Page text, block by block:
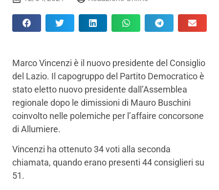
Marco Vincenzi è il nuovo presidente del Consiglio
del Lazio. Il capogruppo del Partito Democratico è
stato eletto nuovo presidente dall’Assemblea
regionale dopo le dimissioni di Mauro Buschini
coinvolto nelle polemiche per l’affaire concorsone
di Allumiere.
Vincenzi ha ottenuto 34 voti alla seconda
chiamata, quando erano presenti 44 consiglieri su
51.